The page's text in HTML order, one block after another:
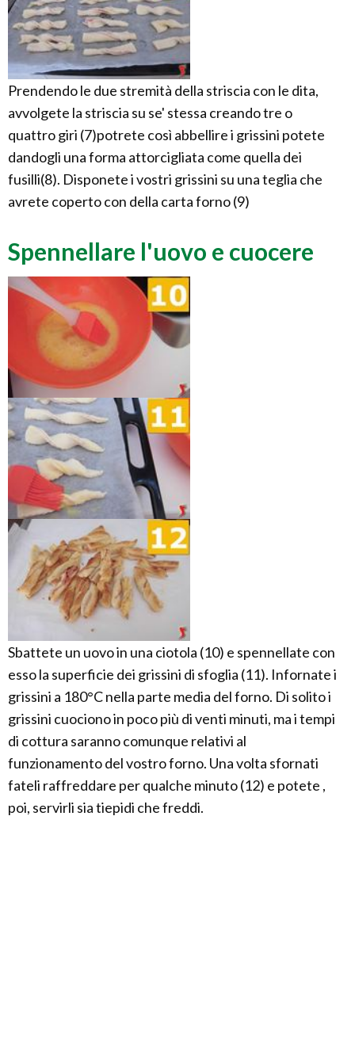
Prendendo le due stremità della striscia con le dita,
avvolgete la striscia su se' stessa creando tre o
quattro giri (7)potrete così abbellire i grissini potete
dandogli una forma attorcigliata come quella dei
fusilli(8). Disponete i vostri grissini su una teglia che
avrete coperto con della carta forno (9)
Spennellare l'uovo e cuocere
Sbattete un uovo in una ciotola (10) e spennellate con
esso la superficie dei grissini di sfoglia (11). Infornate i
grissini a 180°C nella parte media del forno. Di solito i
grissini cuociono in poco più di venti minuti, ma i tempi
di cottura saranno comunque relativi al
funzionamento del vostro forno. Una volta sfornati
fateli raffreddare per qualche minuto (12) e potete ,
poi, servirli sia tiepidi che freddi.